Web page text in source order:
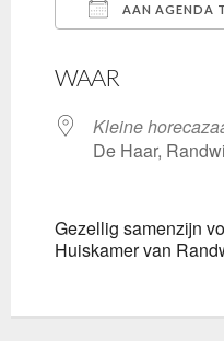
AAN AGENDA
WAAR
Kleine
De Haar,
Gezellig samenzijn
Huiskamer van